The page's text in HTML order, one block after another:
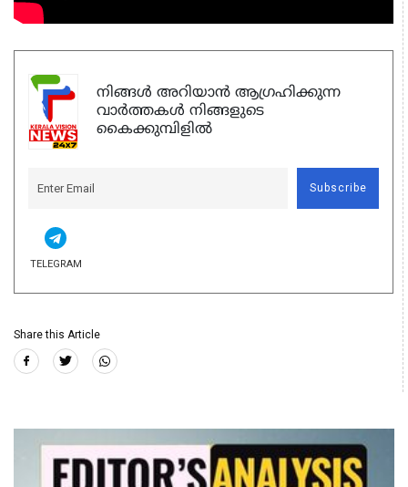
നിങ്ങൾ അറിയാൻ ആഗ്രഹിക്കുന്ന
വാർത്തകൾ നിങ്ങളുടെ
കൈക്കുമ്പിളിൽ
Subscribe
TELEGRAM
Share this Article